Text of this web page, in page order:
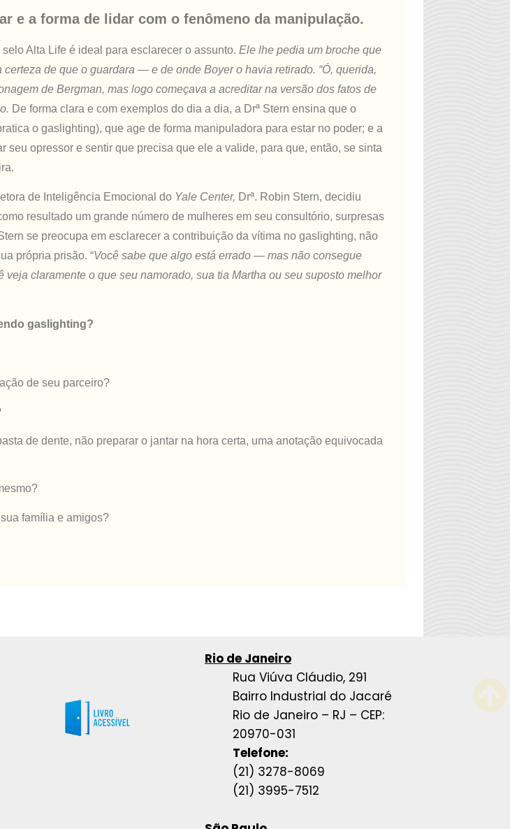
e a forma de lidar com o fenômeno da manipulação.
Alta Life é ideal para esclarecer o assunto. Ele lhe pedia um broche que
de que o guardara — e de onde Boyer o havia retirado. “Ó, querida,
de Bergman, mas logo começava a acreditar na versão dos fatos de
De forma clara e com exemplos do dia a dia, a Drª Stern ensina que o
o gaslighting), que age de forma manipuladora para estar no poder; e a
opressor e sentir que precisa que ele a valide, para que, então, se sinta
de Inteligência Emocional do Yale Center, Drª. Robin Stern, decidiu
resultado um grande número de mulheres em seu consultório, surpresas
se preocupa em esclarecer a contribuição da vítima no gaslighting, não
própria prisão. “Você sabe que algo está errado — mas não consegue
claramente o que seu namorado, sua tia Martha ou seu suposto melhor
gaslighting?
de seu parceiro?
de dente, não preparar o jantar na hora certa, uma anotação equivocada
família e amigos?
Rio de Janeiro
Rua Viúva Cláudio, 291
Bairro Industrial do Jacaré
Rio de Janeiro – RJ – CEP:
20970-031
Telefone:
(21) 3278-8069
(21) 3995-7512